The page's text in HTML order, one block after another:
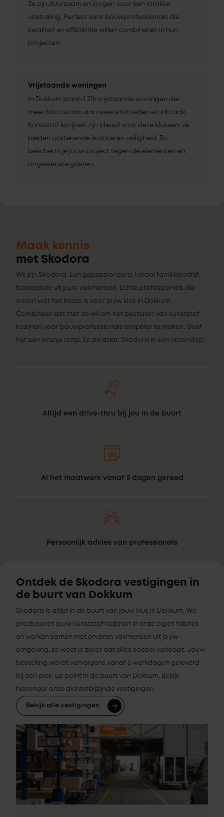
Ze zijn duurzaam en zorgen voor een strakke
uitstraling. Perfect voor bouwprofessionals die
kwaliteit en efficiëntie willen combineren in hun
projecten.
Vrijstaande woningen
In Dokkum staan 1.216 vrijstaande woningen die
meer blootstaan aan weersinvloeden en inbraak.
Kunststof kozijnen zijn ideaal voor deze klussen: ze
bieden uitstekende isolatie en veiligheid. Zo
bescherm je jouw project tegen de elementen en
ongewenste gasten.
Maak kennis
met Skodora
Wij zijn Skodora. Een gepassioneerd, lokaal familiebedrijf,
bestaande uit pure vakmensen. Echte professionals die
weten wat het beste is voor jouw klus in Dokkum.
Combineer dat met de wil om het bestellen van kunststof
kozijnen voor bouwprofessionals simpeler te maken. Geef
het een oranje tintje. En zie daar: Skodora in een notendop.
Altijd een drive-thru bij jou in de buurt
Al het maatwerk vanaf 5 dagen gereed
Persoonlijk advies van professionals
Ontdek de Skodora vestigingen in
de buurt van Dokkum
Skodora is altijd in de buurt van jouw klus in Dokkum. We
produceren jouw kunststof kozijnen in onze eigen fabriek
en werken samen met ervaren vakmensen uit jouw
omgeving, zo weet je zeker dat alles soepel verloopt. Jouw
bestelling wordt vervolgens vanaf 5 werkdagen geleverd
bij een pick-up point in de buurt van Dokkum. Bekijk
hieronder onze dichtstbijzijnde vestigingen.
Bekijk alle vestigingen